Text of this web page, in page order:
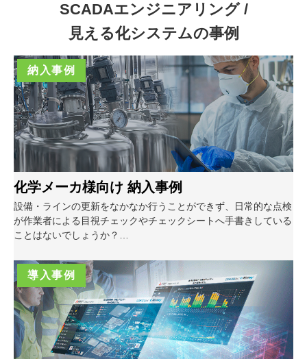
SCADAエンジニアリング /
見える化システムの事例
納入事例
化学メーカ様向け 納入事例
設備・ラインの更新をなかなか行うことができず、日常的な点検
が作業者による目視チェックやチェックシートへ手書きしている
ことはないでしょうか？
種センサの情報を一括収集・管理することで作業者の負荷低減と
ヒューマンエラーの削減に繋がる計測システムを導入いたしま
す。
導入事例